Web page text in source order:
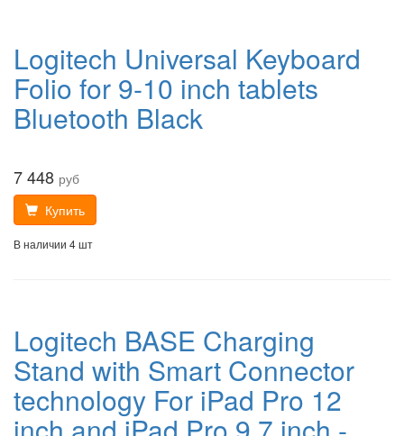
Logitech Universal Keyboard
Folio for 9-10 inch tablets
Bluetooth Black
7 448 руб
Купить
В наличии 4 шт
Logitech BASE Charging
Stand with Smart Connector
technology For iPad Pro 12